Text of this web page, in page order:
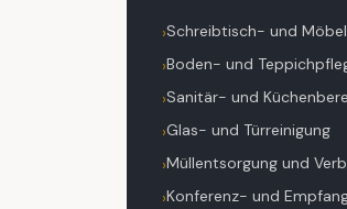
›Schreibtisch- und
›Boden- und
›Sanitär- und
›Glas- und Türreinigung
›Müllentsorgung und
›Konferenz- und